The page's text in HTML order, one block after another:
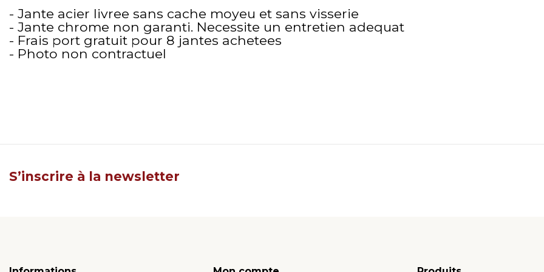
- Jante acier livree sans cache moyeu et sans visserie
- Jante chrome non garanti. Necessite un entretien adequat
- Frais port gratuit pour 8 jantes achetees
- Photo non contractuel
S’inscrire à la newsletter